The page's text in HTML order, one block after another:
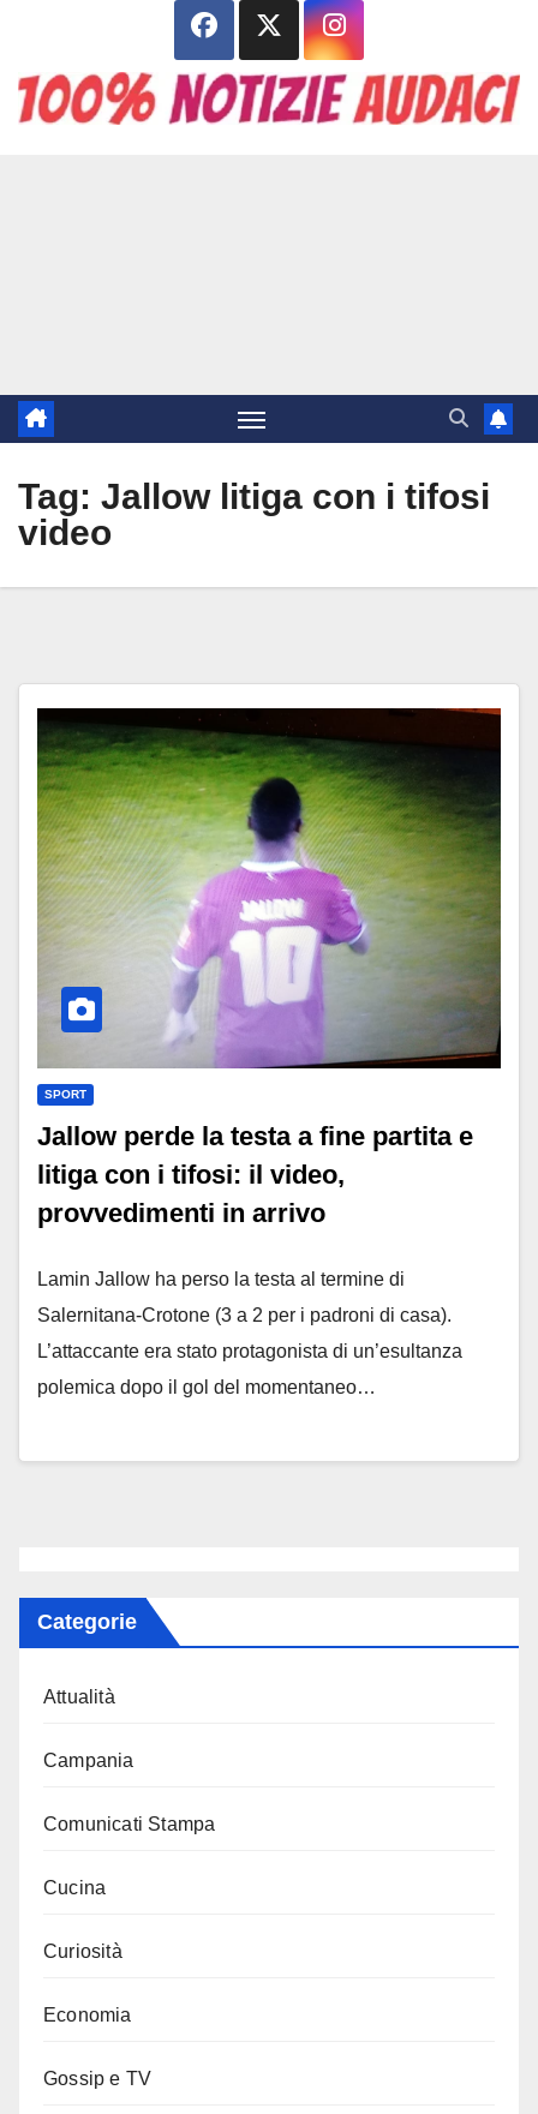
contenuto
Tag: Jallow litiga con i tifosi
video
SPORT
Jallow perde la testa a fine partita e
litiga con i tifosi: il video,
provvedimenti in arrivo
Lamin Jallow ha perso la testa al termine di
Salernitana-Crotone (3 a 2 per i padroni di casa).
L’attaccante era stato protagonista di un’esultanza
polemica dopo il gol del momentaneo…
Categorie
Attualità
Campania
Comunicati Stampa
Cucina
Curiosità
Economia
Gossip e TV